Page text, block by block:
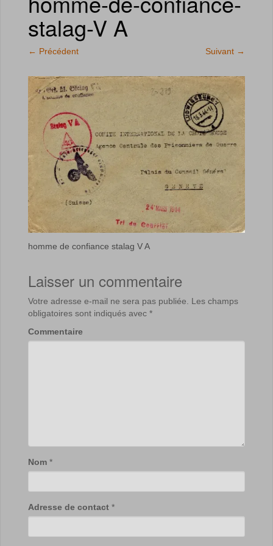
stalag-V A
← Précédent Suivant →
homme de confiance stalag V A
Laisser un commentaire
Votre adresse e-mail ne sera pas publiée.
Les champs
obligatoires sont indiqués avec *
Commentaire
Nom *
Adresse de contact *